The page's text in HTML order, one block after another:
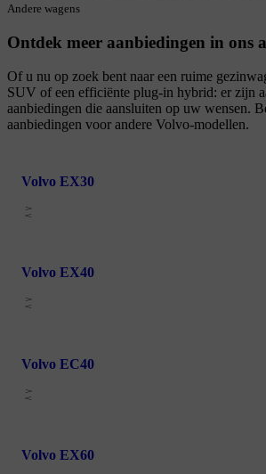
Andere wagens
Ontdek meer aanbiedingen in ons
Of u nu op zoek bent naar een ruime
SUV of een efficiënte plug-in hybrid: er zijn
aanbiedingen die aansluiten op uw wensen.
aanbiedingen voor andere Volvo-modellen.
Volvo EX30
Volvo EX40
Volvo EC40
Volvo EX60